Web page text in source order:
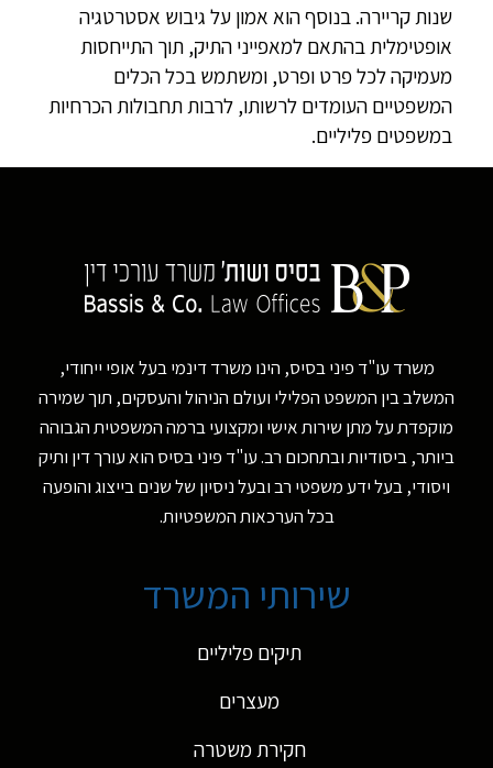
שנות קריירה. בנוסף הוא אמון על גיבוש אסטרטגיה
אופטימלית בהתאם למאפייני התיק, תוך התייחסות
מעמיקה לכל פרט ופרט, ומשתמש בכל הכלים
המשפטיים העומדים לרשותו, לרבות תחבולות הכרחיות
במשפטים פליליים.
משרד עו"ד פיני בסיס, הינו משרד דינמי בעל אופי ייחודי,
המשלב בין המשפט הפלילי ועולם הניהול והעסקים, תוך שמירה
מוקפדת על מתן שירות אישי ומקצועי ברמה המשפטית הגבוהה
ביותר, ביסודיות ובתחכום רב. עו"ד פיני בסיס הוא עורך דין ותיק
ויסודי, בעל ידע משפטי רב ובעל ניסיון של שנים בייצוג והופעה
בכל הערכאות המשפטיות.
שירותי המשרד
תיקים פליליים
מעצרים
חקירת משטרה